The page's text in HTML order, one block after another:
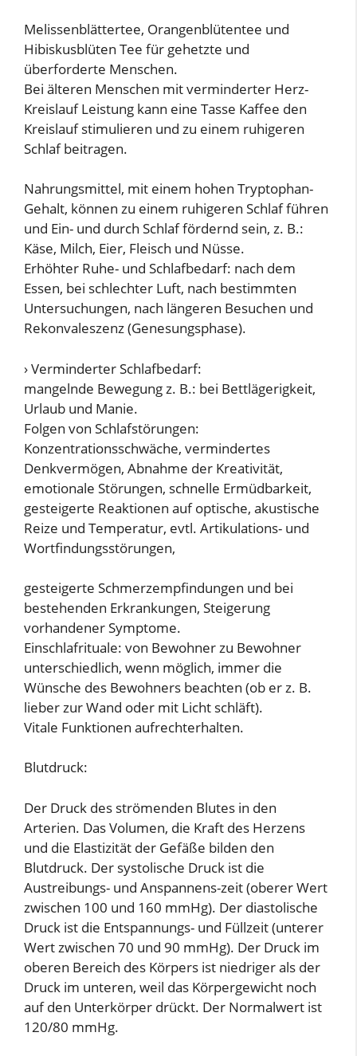
Melissenblättertee, Orangenblütentee und
Hibiskusblüten Tee für gehetzte und
überforderte Menschen.
Bei älteren Menschen mit verminderter Herz-
Kreislauf Leistung kann eine Tasse Kaffee den
Kreislauf stimulieren und zu einem ruhigeren
Schlaf beitragen.
Nahrungsmittel, mit einem hohen Tryptophan-
Gehalt, können zu einem ruhigeren Schlaf führen
und Ein- und durch Schlaf fördernd sein, z. B.:
Käse, Milch, Eier, Fleisch und Nüsse.
Erhöhter Ruhe- und Schlafbedarf: nach dem
Essen, bei schlechter Luft, nach bestimmten
Untersuchungen, nach längeren Besuchen und
Rekonvaleszenz (Genesungsphase).
› Verminderter Schlafbedarf:
mangelnde Bewegung z. B.: bei Bettlägerigkeit,
Urlaub und Manie.
Folgen von Schlafstörungen:
Konzentrationsschwäche, vermindertes
Denkvermögen, Abnahme der Kreativität,
emotionale Störungen, schnelle Ermüdbarkeit,
gesteigerte Reaktionen auf optische, akustische
Reize und Temperatur, evtl. Artikulations- und
Wortfindungsstörungen,
gesteigerte Schmerzempfindungen und bei
bestehenden Erkrankungen, Steigerung
vorhandener Symptome.
Einschlafrituale: von Bewohner zu Bewohner
unterschiedlich, wenn möglich, immer die
Wünsche des Bewohners beachten (ob er z. B.
lieber zur Wand oder mit Licht schläft).
Vitale Funktionen aufrechterhalten.
Blutdruck:
Der Druck des strömenden Blutes in den
Arterien. Das Volumen, die Kraft des Herzens
und die Elastizität der Gefäße bilden den
Blutdruck. Der systolische Druck ist die
Austreibungs- und Anspannens-zeit (oberer Wert
zwischen 100 und 160 mmHg). Der diastolische
Druck ist die Entspannungs- und Füllzeit (unterer
Wert zwischen 70 und 90 mmHg). Der Druck im
oberen Bereich des Körpers ist niedriger als der
Druck im unteren, weil das Körpergewicht noch
auf den Unterkörper drückt. Der Normalwert ist
120/80 mmHg.